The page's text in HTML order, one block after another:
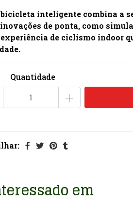
inteligente combina a
de ponta, como
de ciclismo indoor
Quantidade
+
em